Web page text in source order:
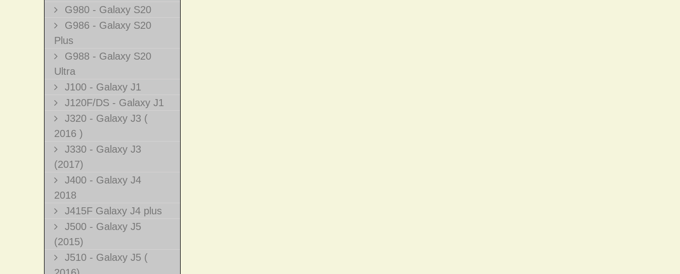
G980 - Galaxy S20
G986 - Galaxy S20
Plus
G988 - Galaxy S20
Ultra
J100 - Galaxy J1
J120F/DS - Galaxy J1
J320 - Galaxy J3 (
2016 )
J330 - Galaxy J3
(2017)
J400 - Galaxy J4
2018
J415F Galaxy J4 plus
J500 - Galaxy J5
(2015)
J510 - Galaxy J5 (